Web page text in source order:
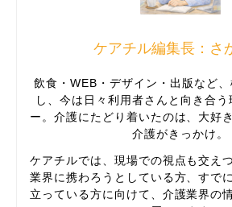
ケアチル編集長：さ
飲食・WEB・デザイン・出版など
し、今は日々利用者さんと向き合
ー。介護にたどり着いたのは、大好
介護がきっかけ。
ケアチルでは、現場での視点も交え
業界に携わろうとしている方、すで
立っている方に向けて、介護業界の